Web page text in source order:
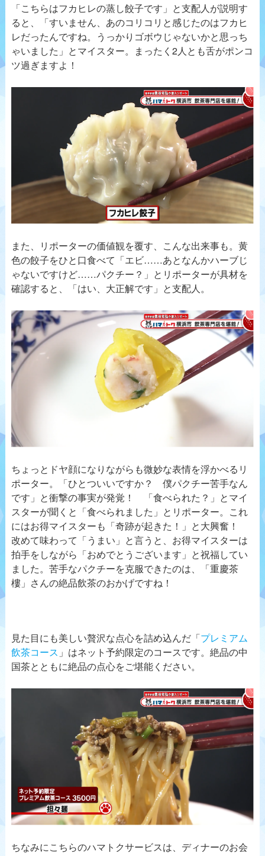
「こちらはフカヒレの蒸し餃子です」と支配人が説明す
ると、「すいません、あのコリコリと感じたのはフカヒ
レだったんですね。うっかりゴボウじゃないかと思っち
ゃいました」とマイスター。まったく2人とも舌がポンコ
ツ過ぎますよ！
また、リポーターの価値観を覆す、こんな出来事も。黄
色の餃子をひと口食べて「エビ……あとなんかハーブじ
ゃないですけど……パクチー？」とリポーターが具材を
確認すると、「はい、大正解です」と支配人。
ちょっとドヤ顔になりながらも微妙な表情を浮かべるリ
ポーター。「ひとついいですか？ 僕パクチー苦手なん
です」と衝撃の事実が発覚！ 「食べられた？」とマイ
スターが聞くと「食べられました」とリポーター。これ
にはお得マイスターも「奇跡が起きた！」と大興奮！
改めて味わって「うまい」と言うと、お得マイスターは
拍手をしながら「おめでとうございます」と祝福してい
ました。苦手なパクチーを克服できたのは、「重慶茶
樓」さんの絶品飲茶のおかげですね！
見た目にも美しい贅沢な点心を詰め込んだ「プレミアム
飲茶コース 」はネット予約限定のコースです。絶品の中
国茶とともに絶品の点心をご堪能ください。
ちなみにこちらのハマトクサービスは、ディナーのお会